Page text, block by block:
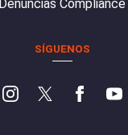
Denuncias Compliance
SÍGUENOS